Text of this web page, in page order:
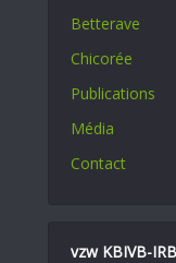
Betterave
Chicorée
Publications
Média
Contact
vzw KBIVB-